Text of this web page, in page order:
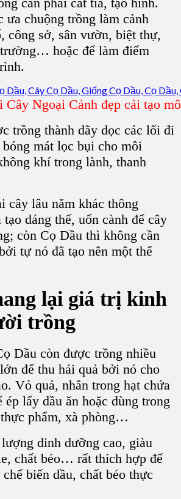
ưa chuộng trồng làm cảnh
công sở, sân vườn, biệt thự,
hoặc để làm điểm
Cây Ngoại Cảnh đẹp cải tạo
trồng thành dãy dọc các lối đi
mát lọc bụi cho môi
khí trong lành, thanh
cây lâu năm khác thông
dáng thế, uốn cành để cây
còn Cọ Dầu thì không cần
tự nó đã tạo nên một thế
lại giá trị kinh
trồng
Dầu còn được trồng nhiều
để thu hái quả bởi nó cho
Vỏ quả, nhân trong hạt chứa
ép lấy dầu ăn hoặc dùng trong
phẩm, xà phòng…
dinh dưỡng cao, giàu
chất béo… rất thích hợp để
biến dầu, chất béo thực